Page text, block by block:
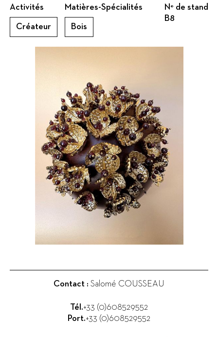
Activités
Créateur
Matières-Spécialités
Bois
N° de stand
B8
Contact : Salomé COUSSEAU
Tél.+33 (0)608529552
Port.+33 (0)608529552